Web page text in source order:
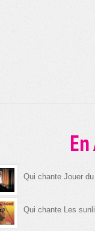
Qui chante Jouer
Qui chante Les